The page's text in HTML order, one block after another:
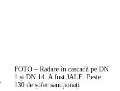
FOTO – Radare în cascadă pe DN
1 și DN 14. A fost JALE: Peste
130 de șofer sancționați